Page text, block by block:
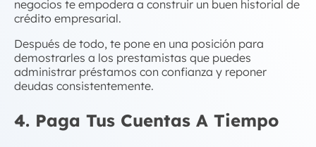
negocios te empodera a construir un buen historial de
crédito empresarial.
Después de todo, te pone en una posición para
demostrarles a los prestamistas que puedes
administrar préstamos con confianza y reponer
deudas consistentemente.
4. Paga Tus Cuentas A Tiempo